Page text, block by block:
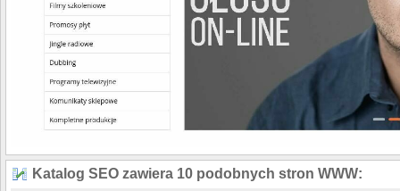
Opinie:
Bardzo dobry głos!
-- Janusz
Nam tego lektora
-- Tom
Katalog SEO zawiera 10 podobnych stron WWW: